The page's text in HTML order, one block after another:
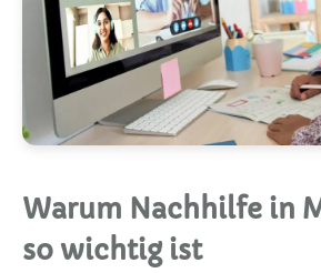
Warum Nachhilfe in
so wichtig ist